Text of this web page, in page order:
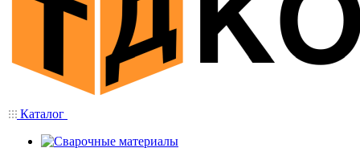
Каталог